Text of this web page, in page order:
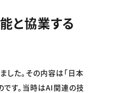
と協業する
た。その内容は「日本
です。当時はAI関連の技